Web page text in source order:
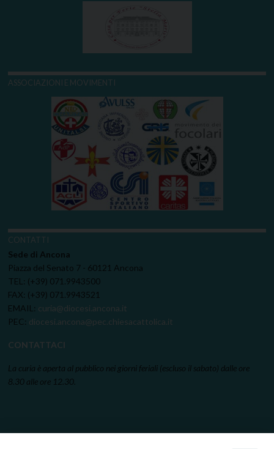
ASSOCIAZIONI E MOVIMENTI
CONTATTI
Sede di Ancona
Piazza del Senato 7 - 60121 Ancona
TEL: (+39) 071.9943500
FAX: (+39) 071.9943521
EMAIL: curia@diocesi.ancona.it
PEC: diocesi.ancona@pec.chiesacattolica.it
CONTATTACI
La curia è aperta al pubblico nei giorni feriali (escluso il sabato) dalle ore
8.30 alle ore 12.30.